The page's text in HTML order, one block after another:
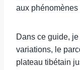
aux phénomènes
Dans ce guide,
variations, le
plateau tibétain